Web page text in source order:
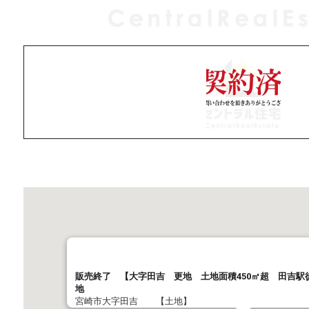
販売終了 【大字田吉 更地 土地面積450㎡超 田吉駅
地
宮崎市大字田吉 【土地】